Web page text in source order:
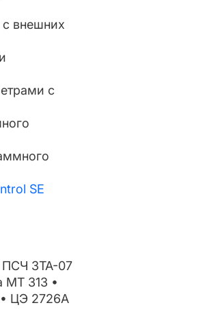
внешних
с
SE
ПСЧ 3ТА-07
313 •
ЦЭ 2726А